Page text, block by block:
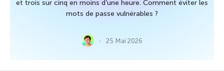
et trois sur cinq en moins d’une heure. Comment éviter les
mots de passe vulnérables ?
25 Mai 2026